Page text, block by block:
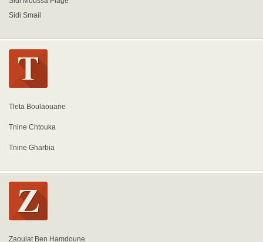
Sidi Smail
Tleta Boulaouane
Tnine Chtouka
Tnine Gharbia
Zaouiat Ben Hamdoune